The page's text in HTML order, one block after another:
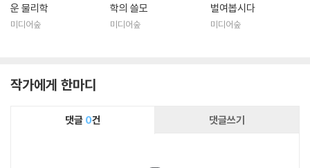
운 물리학
미디어숲
학의 쓸모
미디어숲
벌여봅시다
미디어숲
작가에게 한마디
댓글 0건 댓글쓰기